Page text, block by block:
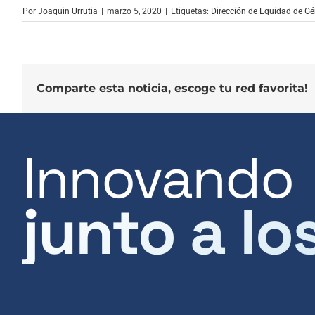
Por Joaquin Urrutia | marzo 5, 2020 | Etiquetas: Dirección de Equidad de
Comparte esta noticia, escoge tu red favorita!
Innovando
junto a